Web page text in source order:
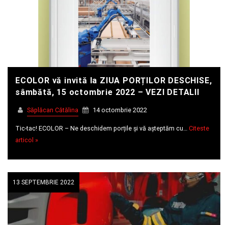
ECOLOR vă invită la ZIUA PORȚILOR DESCHISE,
sâmbătă, 15 octombrie 2022 – VEZI DETALII
Săplăcan Cătălina 14 octombrie 2022
Tic-tac! ECOLOR – Ne deschidem porțile și vă așteptăm cu… Citeste
articol »
13 SEPTEMBRIE 2022